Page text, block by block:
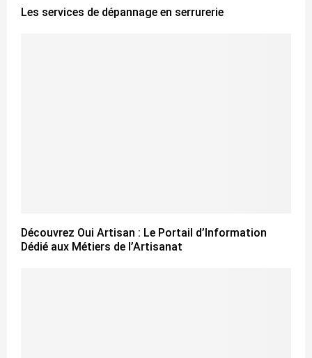
Les services de dépannage en serrurerie
Découvrez Oui Artisan : Le Portail d’Information
Dédié aux Métiers de l’Artisanat